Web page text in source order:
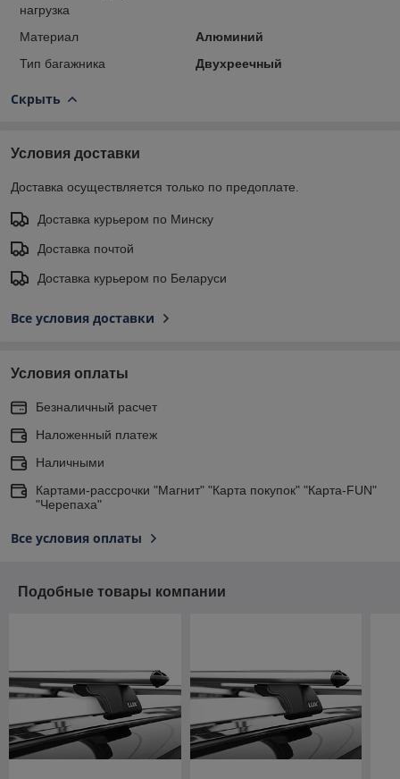
нагрузка
Материал
Алюминий
Тип багажника
Двухреечный
Скрыть
Условия доставки
Доставка осуществляется только по предоплате.
Доставка курьером по Минску
Доставка почтой
Доставка курьером по Беларуси
Все условия доставки
Условия оплаты
Безналичный расчет
Наложенный платеж
Наличными
Картами-рассрочки "Магнит" "Карта покупок" "Карта-FUN"
"Черепаха"
Все условия оплаты
Подобные товары компании